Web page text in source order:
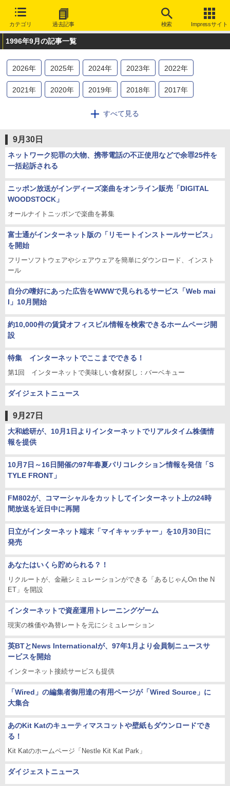
カテゴリ 過去記事 検索 Impressサイト
1996年9月の記事一覧
2026年 2025年 2024年 2023年 2022年
2021年 2020年 2019年 2018年 2017年
2014年 2013
2006 年 2005年 2004年 2003年 2002年
1996年 1995
すべて見る
9月30日
ネットワーク犯罪の大物、携帯電話の不正使用などで余罪25件を
一括起訴される
ニッポン放送がインディーズ楽曲をオンライン販売「DIGITAL
WOODSTOCK」
オールナイトニッポンで楽曲を募集
富士通がインターネット版の「リモートインストールサービス」
を開始
フリーソフトウェアやシェアウェアを簡単にダウンロード、インスト
ール
自分の嗜好にあった広告をWWWで見られるサービス「Web mai
l」10月開始
約10,000件の賃貸オフィスビル情報を検索できるホームページ開
設
特集 インターネットでここまでできる！
第1回 インターネットで美味しい食材探し：バーベキュー
ダイジェストニュース
9月27日
大和総研が、10月1日よりインターネットでリアルタイム株価情
報を提供
10月7日～16日開催の97年春夏パリコレクション情報を発信「S
TYLE FRONT」
FM802が、コマーシャルをカットしてインターネット上の24時
間放送を近日中に再開
日立がインターネット端末「マイキャッチャー」を10月30日に
発売
あなたはいくら貯められる？！
リクルートが、金融シミュレーションができる「あるじゃんOn the N
ET」を開設
インターネットで資産運用トレーニングゲーム
現実の株価や為替レートを元にシミュレーション
英BTとNews Internationalが、97年1月より会員制ニュースサ
ービスを開始
インターネット接続サービスも提供
「Wired」の編集者御用達の有用ページが「Wired Source」に
大集合
あのKit Katのキューティマスコットや壁紙もダウンロードでき
る！
Kit Katのホームページ「Nestle Kit Kat Park」
ダイジェストニュース